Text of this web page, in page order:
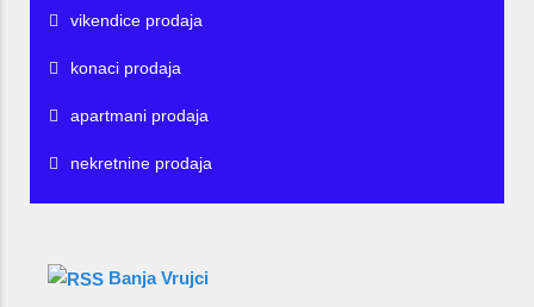
vikendice prodaja
konaci prodaja
apartmani prodaja
nekretnine prodaja
Banja Vrujci